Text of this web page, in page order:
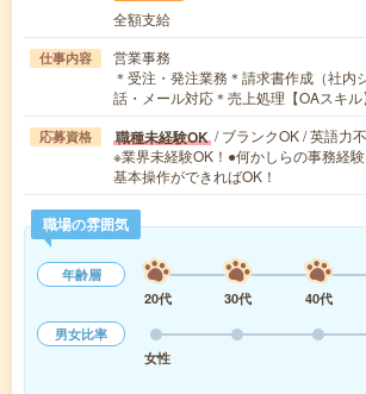
全額支給
仕事内容
営業事務
＊受注・発注業務＊請求書作成（社内
話・メール対応＊売上処理【OAスキ
応募資格 職種未経験OK / ブランクOK / 英語力
※業界未経験OK！●何かしらの事務経
基本操作ができればOK！
職場の雰囲気
年齢層
20代
30代 40代
男女比率
女性